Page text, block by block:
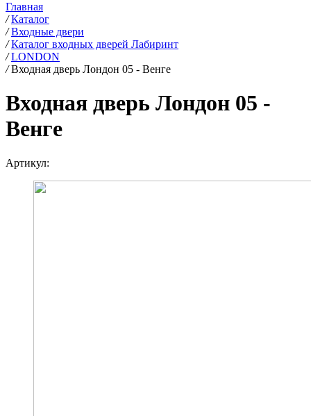
Главная
/ Каталог
/ Входные двери
/ Каталог входных дверей Лабиринт
/ LONDON
/ Входная дверь Лондон 05 - Венге
Входная дверь Лондон 05 -
Венге
Артикул: